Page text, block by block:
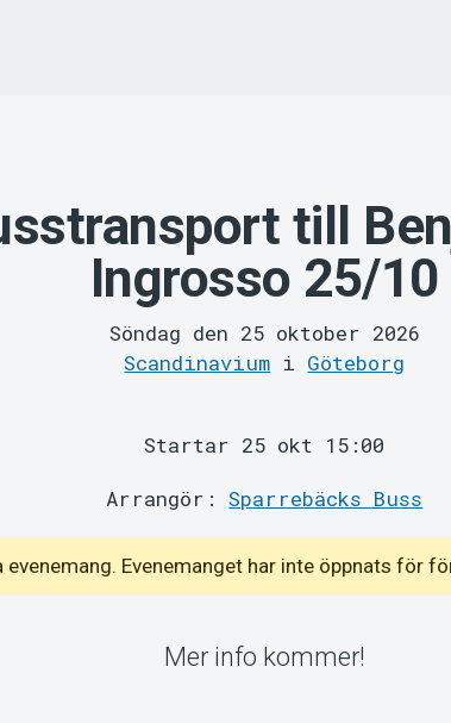
till
Ingrosso 25/10
Söndag den 25 oktober 2026
Scandinavium i Göteborg
Startar 25 okt 15:00
Arrangör:Sparrebäcks Buss
Evenemanget har inte öppnats för
Mer info kommer!